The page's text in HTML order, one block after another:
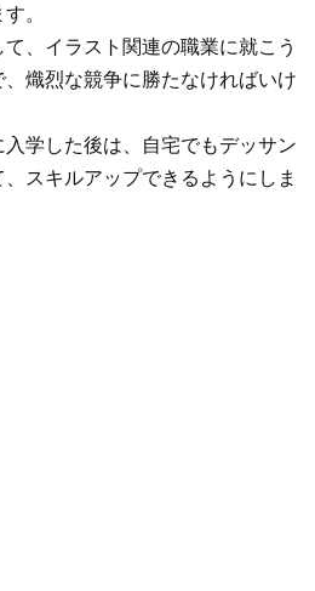
。
、イラスト関連の職業に就こう
熾烈な競争に勝たなければいけ
学した後は、自宅でもデッサン
スキルアップできるようにしま